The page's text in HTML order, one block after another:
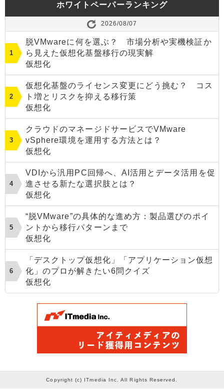
ホワイトペーパーランキング
2026/08/07
脱VMwareに何を選ぶ？ 市場分析や実機検証か
ら見えた仮想化基盤移行の現実解
仮想化
仮想化基盤のライセンス変更にどう挑む？ コス
ト増とリスクを抑える移行策
仮想化
クラウドのマネージドサービスでVMware
vSphere環境を運用する方法とは？
仮想化
VDIから汎用PC回帰へ、AI活用とデータ活用を促
進させる新たな選択肢とは？
仮想化
“脱VMware”の具体的な進め方：製品選びのポイ
ントから移行パターンまで
仮想化
「デスクトップ仮想化」「アプリケーション仮想
化」のプロが解きたい6問クイズ
仮想化
Copyright (c) ITmedia Inc. All Rights Reserved.